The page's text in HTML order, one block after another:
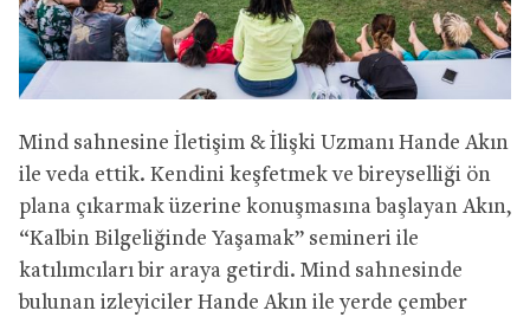
Mind sahnesine İletişim & İlişki Uzmanı Hande Akın
ile veda ettik. Kendini keşfetmek ve bireyselliği ön
plana çıkarmak üzerine konuşmasına başlayan Akın,
“Kalbin Bilgeliğinde Yaşamak” semineri ile
katılımcıları bir araya getirdi. Mind sahnesinde
bulunan izleyiciler Hande Akın ile yerde çember